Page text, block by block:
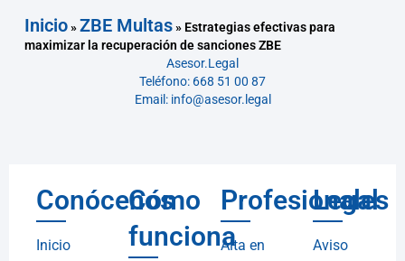
Inicio»ZBE Multas» Estrategias efectivas para
maximizar la recuperación de sanciones ZBE
Asesor.Legal
Teléfono: 668 51 00 87
Email: info@asesor.legal
Conócenos
Inicio
Cómo
funciona
Profesionales
Alta en
Legal
Aviso